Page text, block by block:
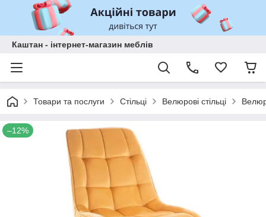
Каштан - інтернет-магазин меблів
Товари та послуги Стільці Велюрові стільці
–12%